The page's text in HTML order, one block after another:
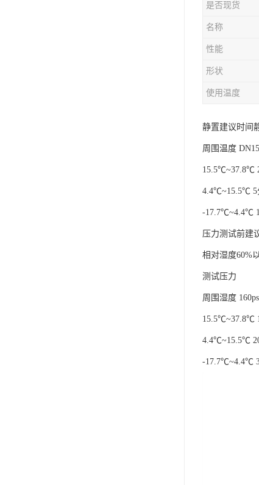
是否现货
名称
性能
形状
使用温度
静置建议时间
周围温度
15.5℃~37.8℃
4.4℃~15.5℃ 5
-17.7℃~4.4℃
压力测试前建
相对湿度60%
测试压力
周围湿度
15.5℃~37.8℃
4.4℃~15.5℃
-17.7℃~4.4℃